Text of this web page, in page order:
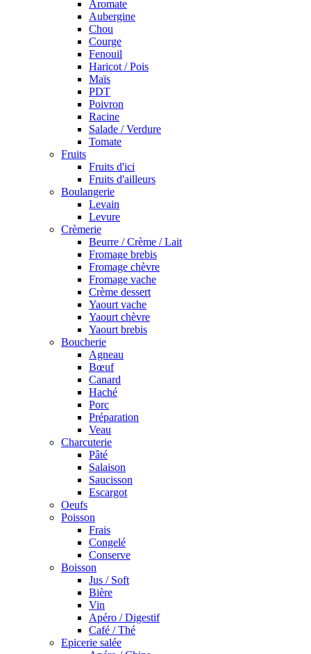
Aromate
Aubergine
Chou
Courge
Fenouil
Haricot / Pois
Maïs
PDT
Poivron
Racine
Salade / Verdure
Tomate
Fruits
Fruits d'ici
Fruits d'ailleurs
Boulangerie
Levain
Levure
Crèmerie
Beurre / Crème / Lait
Fromage brebis
Fromage chèvre
Fromage vache
Crème dessert
Yaourt vache
Yaourt chèvre
Yaourt brebis
Boucherie
Agneau
Bœuf
Canard
Haché
Porc
Préparation
Veau
Charcuterie
Pâté
Salaison
Saucisson
Escargot
Oeufs
Poisson
Frais
Congelé
Conserve
Boisson
Jus / Soft
Bière
Vin
Apéro / Digestif
Café / Thé
Epicerie salée